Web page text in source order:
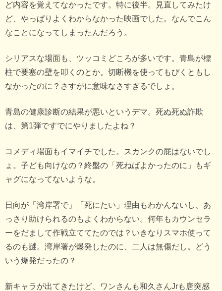
ど内容を覚えてなかったです。特に後半。見直してみたけ
ど、やっぱりよくわからなかった映画でした。なんでこん
なことになってしまったんだろう。
シリアスな場面も、ツッコミどころが多いです。青島が標
柱で要塞の壁を叩くのとか。切断機を使ってもびくともし
なかったのに？さすがに意味なさすぎるでしょ。
青島の健康診断の結果が悪いというデマ。死ぬ死ぬ詐欺
は、第1弾ですでにやりましたよね？
コメディ場面もイマイチでした。スカンクの屁はないでし
ょ。子ども向けなの？終盤の「死ねばよかったのに」もギ
ャグになってないような。
日向が「湾岸署で」「死にたい」理由もわかんないし、あ
っさり助けられるのもよくわからない。何年もカウンセラ
ーをだまして作戦立ててたのでは？いきなりスマホ使って
るのも謎。湾岸署が爆発したのに、二人は無傷だし。どう
いう爆発だったの？
新キャラが出てきたけど、ワンさんも和久さんJrも唐突感